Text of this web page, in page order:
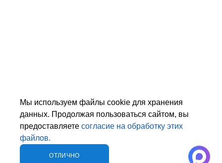
Мы используем файлы cookie для хранения
данных. Продолжая пользоваться сайтом, вы
предоставляете согласие на обработку этих
файлов.
ОТЛИЧНО